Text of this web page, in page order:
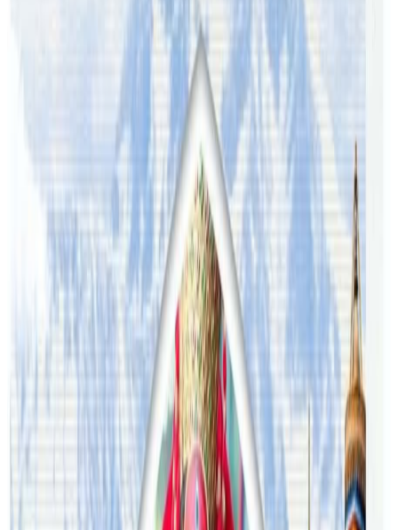
प्रतिक्रिया, गुनासो, सुझाव र सल्लाह छन् भने कृपया हामीलाई निम्न ईमेलमा
पठाउनुहोला । तपाईंको सहयोगले हामीलाई निष्पक्ष र तटस्थ पत्रकारिता गर्न
info@nepaltube.com.au
प्रतिक्रिया दिनुहोस
टिप्पणीहरू लोड हुँदैछ…
सम्बन्धित समाचार
अष्ट्रेलियामा नर्सको तलब पाँचौं पटक वृद्धि
२०२६ अगस्ट ३
अस्ट्रेलियामा विवाह घट्यो, बढ्यो सम्बन्धविच्छेद
थापाथलीबाट अष्ट्रेलियाका घरको डिजाइन